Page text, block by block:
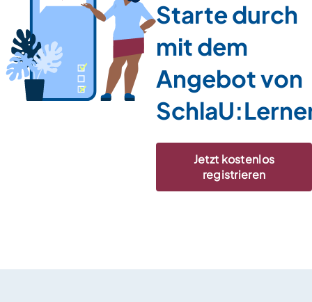
Starte durch
mit dem
Angebot von
Jetzt kostenlos
registrieren